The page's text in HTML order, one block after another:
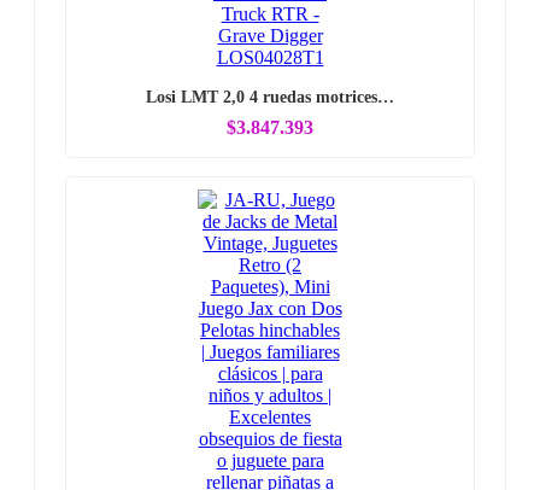
Losi LMT 2,0 4 ruedas motrices…
$3.847.393